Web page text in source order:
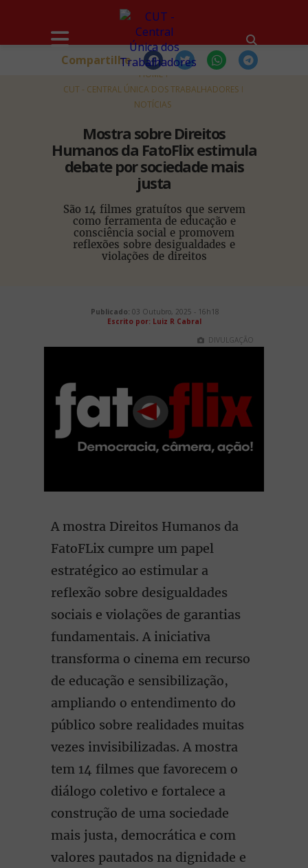
HOME
CUT - CENTRAL ÚNICA DOS TRABALHADORES
NOTÍCIAS
Mostra sobre Direitos
Humanos da FatoFlix estimula
debate por sociedade mais
justa
São 14 filmes gratuítos que servem
como ferramenta de educação e
consciência social e promovem
reflexões sobre desigualdades e
violações de direitos
Compartilhe
Publicado: 03 Outubro, 2025 - 16h18
Escrito por: Luiz R Cabral
DIVULGAÇÃO
A mostra Direitos Humanos da
FatoFLix cumpre um papel
estratégico ao estimular a
reflexão sobre desigualdades
sociais e violações de garantias
fundamentais. A iniciativa
transforma o cinema em recurso
de educação e sensibilização,
ampliando o entendimento do
público sobre realidades muitas
vezes invisibilizadas. A mostra
tem 14 filmes que favorecem o
diálogo coletivo e fortalece a
construção de uma sociedade
mais justa, democrática e com
valores pautados na dignidade e